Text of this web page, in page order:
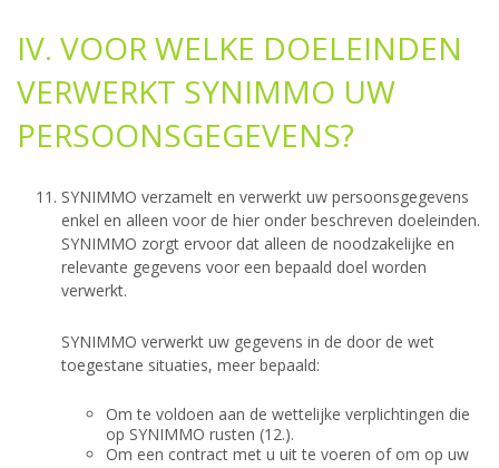
IV. VOOR WELKE DOELEINDEN
VERWERKT SYNIMMO UW
PERSOONSGEGEVENS?
SYNIMMO verzamelt en verwerkt uw persoonsgegevens
enkel en alleen voor de hier onder beschreven doeleinden.
SYNIMMO zorgt ervoor dat alleen de noodzakelijke en
relevante gegevens voor een bepaald doel worden
verwerkt.
SYNIMMO verwerkt uw gegevens in de door de wet
toegestane situaties, meer bepaald:
Om te voldoen aan de wettelijke verplichtingen die
op SYNIMMO rusten (12.).
Om een contract met u uit te voeren of om op uw